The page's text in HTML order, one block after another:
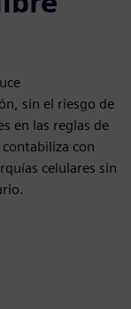
sin el riesgo de
en las reglas de
con
celulares sin